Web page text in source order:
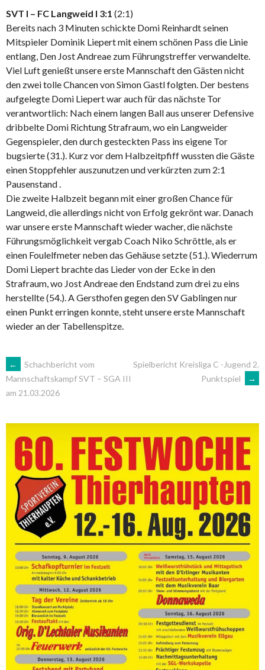
SVT I – FC Langweid I 3:1 (2:1)
Bereits nach 3 Minuten schickte Domi Reinhardt seinen
Mitspieler Dominik Liepert mit einem schönen Pass die Linie
entlang, Den Jost Andreae zum Führungstreffer verwandelte.
Viel Luft genießt unsere erste Mannschaft den Gästen nicht
den zwei tolle Chancen von Simon Gastl folgten. Der bestens
aufgelegte Domi Liepert war auch für das nächste Tor
verantwortlich: Nach einem langen Ball aus unserer Defensive
dribbelte Domi Richtung Strafraum, wo ein Langweider
Gegenspieler, den durch gesteckten Pass ins eigene Tor
bugsierte (31.). Kurz vor dem Halbzeitpfiff wussten die Gäste
einen Stoppfehler auszunutzen und verkürzten zum 2:1
Pausenstand .
Die zweite Halbzeit begann mit einer großen Chance für
Langweid, die allerdings nicht von Erfolg gekrönt war. Danach
war unsere erste Mannschaft wieder wacher, die nächste
Führungsmöglichkeit vergab Coach Niko Schröttle, als er
einen Foulelfmeter neben das Gehäuse setzte (51.). Wiederrum
Domi Liepert brachte das Lieder von der Ecke in den
Strafraum, wo Jost Andreae den Endstand zum drei zu eins
herstellte (54.). A Gersthofen gegen den SV Gablingen nur
einen Punkt erringen konnte, steht unsere erste Mannschaft
wieder an der Tabellenspitze.
ARTIKEL-
NAVIGATION
←
Schachbericht vom
Mannschaftskampf SVT – SGA III
am 21.03.2026
Spielbericht Kreisliga C -Jugend 2.
Punktspiel
→